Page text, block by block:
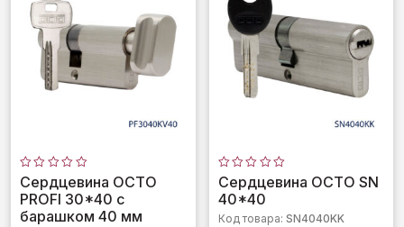
Оценка
0
из
5
Сердцевина OCTO
PROFI 30*40 с
барашком 40 мм
Оценка
0
из
Сердцевина OCTO SN
40*40
Код товара: SN4040KK